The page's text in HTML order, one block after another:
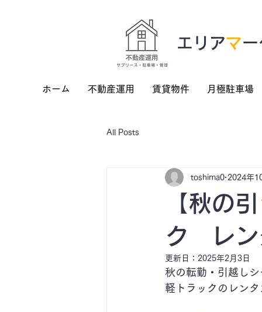
​エリアマ
ホーム 不動産運用 賃貸物件 月極駐車場
All Posts
【秋の
ク レ
toshima0 2024年
更新日： 2025年2月3日
秋の転勤・引越し
軽トラックのレン